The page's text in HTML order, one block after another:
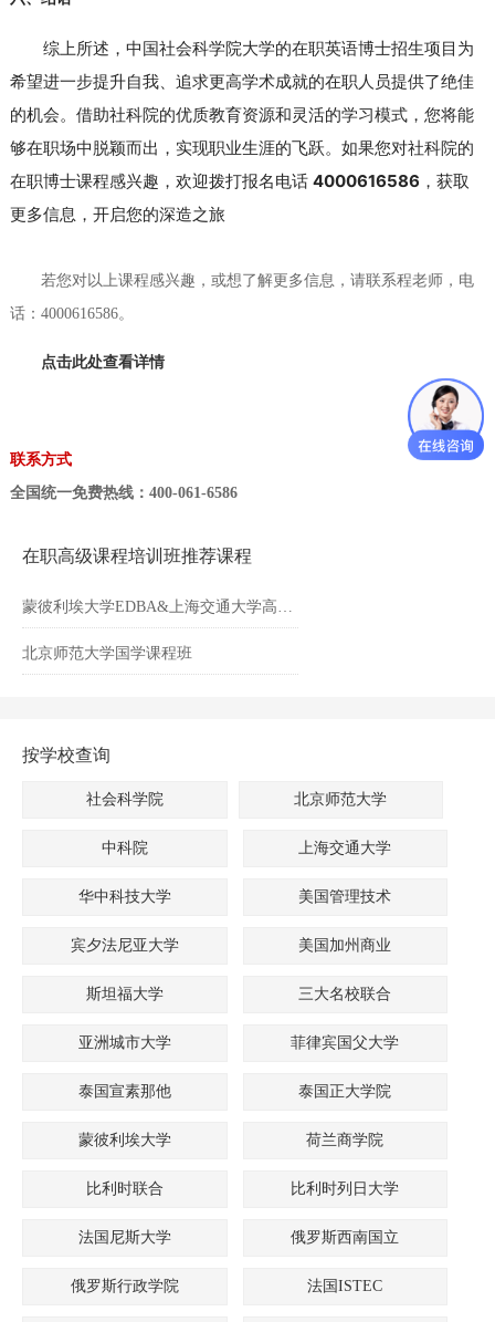
综上所述，中国社会科学院大学的在职英语博士招生项目为
希望进一步提升自我、追求更高学术成就的在职人员提供了绝佳
的机会。借助社科院的优质教育资源和灵活的学习模式，您将能
够在职场中脱颖而出，实现职业生涯的飞跃。如果您对社科院的
在职博士课程感兴趣，欢迎拨打报名电话 4000616586 ，获取
更多信息，开启您的深造之旅
若您对以上课程感兴趣，或想了解更多信息，请联系程老师，电
话：4000616586。
点击此处查看详情
联系方式
全国统一免费热线：400-061-6586
在职高级课程培训班推荐课程
北京师范大学国学课程班
按学校查询
社会科学院 北京师范大学
中科院 上海交通大学
华中科技大学 美国管理技术
宾夕法尼亚大学 美国加州商业
斯坦福大学 三大名校联合
亚洲城市大学 菲律宾国父大学
泰国宣素那他 泰国正大学院
蒙彼利埃大学 荷兰商学院
比利时联合 比利时列日大学
法国尼斯大学 俄罗斯西南国立
俄罗斯行政学院 法国ISTEC